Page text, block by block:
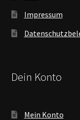
Impressum
Dein Konto
Mein Konto